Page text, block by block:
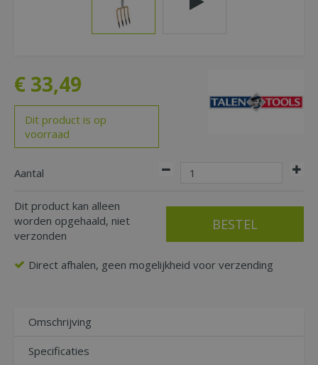
€ 33,49
Dit product is op
voorraad
Aantal
Dit product kan alleen
worden opgehaald, niet
verzonden
Direct afhalen, geen mogelijkheid voor verzending
Omschrijving
Specificaties